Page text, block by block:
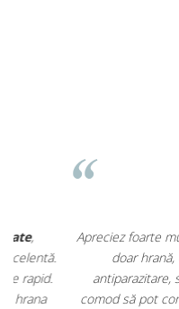
Apreciez foarte mult faptul
doar hrană, ci și
antiparazitare,
comod să pot comanda